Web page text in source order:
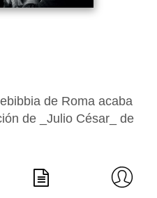
de Roma acaba
de _Julio César_ de